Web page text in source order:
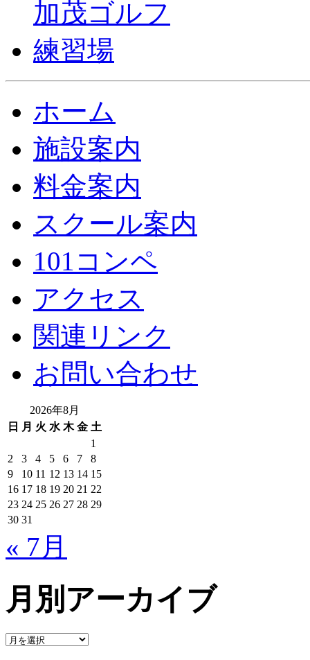
ホーム
施設案内
料金案内
スクール案内
101コンペ
アクセス
関連リンク
お問い合わせ
2026年8月
日
月 火 水 木 金 土
1
2
3 4 5 6 7
8
9
10 11 12 13 14 15
16 17 18 19 20 21 22
23 24 25 26 27 28 29
30 31
« 7月
月別アーカイブ